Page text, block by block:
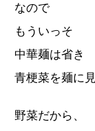
なので
もういっそ
中華麺は省き
青梗菜を麺に
野菜だから、